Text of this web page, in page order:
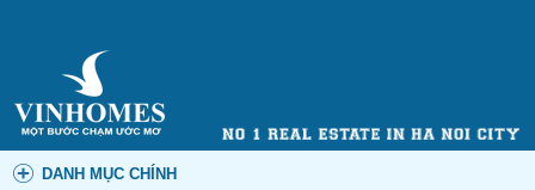
DANH MỤC CHÍNH